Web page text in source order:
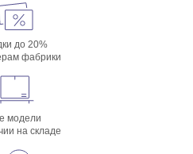
до 20%
фабрики
модели
на складе